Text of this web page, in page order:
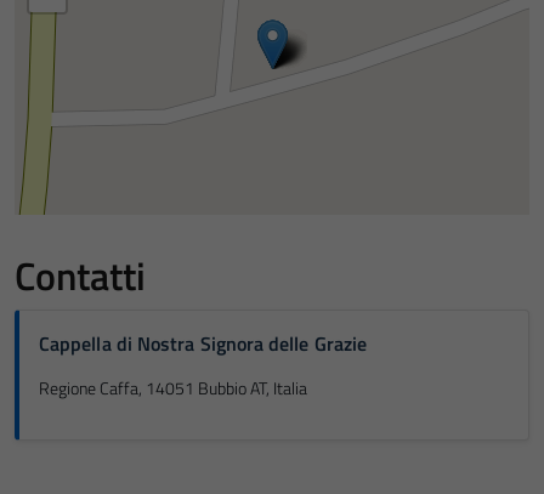
Contatti
Cappella di Nostra Signora delle Grazie
Regione Caffa, 14051 Bubbio AT, Italia